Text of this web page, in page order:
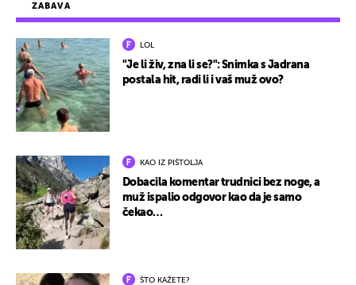
ZABAVA
LOL
"Je li živ, zna li se?": Snimka s Jadrana
postala hit, radi li i vaš muž ovo?
KAO IZ PIŠTOLJA
Dobacila komentar trudnici bez noge, a
muž ispalio odgovor kao da je samo
čekao…
ŠTO KAŽETE?